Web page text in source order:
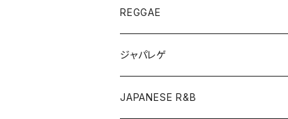
JAPANESE
OTHERS
7"/12"
JAPANESE
OTHERS
REGGAE
ジャパレゲ
JAPANESE R&B